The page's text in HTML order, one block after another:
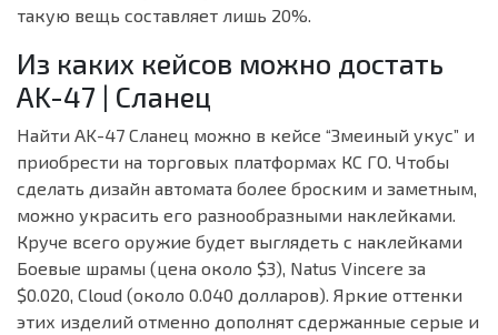
такую вещь составляет лишь 20%.
Из каких кейсов можно достать
AK-47 | Сланец
Найти AK-47 Сланец можно в кейсе “Змеиный укус” и
приобрести на торговых платформах КС ГО. Чтобы
сделать дизайн автомата более броским и заметным,
можно украсить его разнообразными наклейками.
Круче всего оружие будет выглядеть с наклейками
Боевые шрамы (цена около $3), Natus Vincere за
$0.020, Cloud (около 0.040 долларов). Яркие оттенки
этих изделий отменно дополнят сдержанные серые и